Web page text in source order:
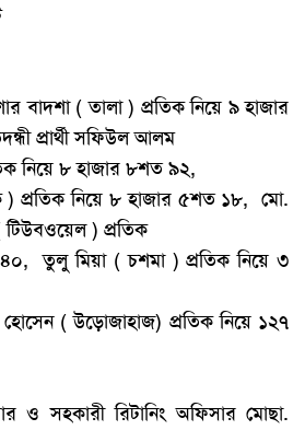
বাদশা ( তালা ) প্রতিক নিয়ে ৯ হাজার
প্রার্থী সফিউল আলম
নিয়ে ৮ হাজার ৮শত ৯২,
প্রতিক নিয়ে ৮ হাজার ৫শত ১৮, মো.
) প্রতিক
তুলু মিয়া ( চশমা ) প্রতিক নিয়ে ৩
( উড়োজাহাজ) প্রতিক নিয়ে ১২৭
ও সহকারী রিটানিং অফিসার মোছা.